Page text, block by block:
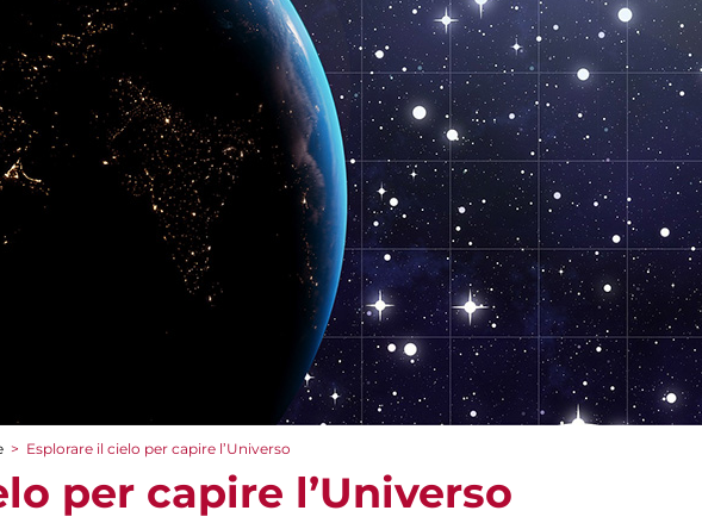
> Esplorare il cielo per capire l’Universo
per capire l’Universo